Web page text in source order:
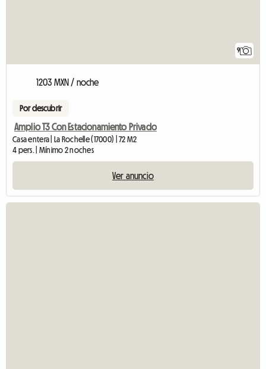
9
1203 MXN / noche
Por descubrir
Amplio T3 Con Estacionamiento Privado
Casa entera | La Rochelle (17000) | 72 M2
4 pers. | Mínimo 2 noches
Ver anuncio